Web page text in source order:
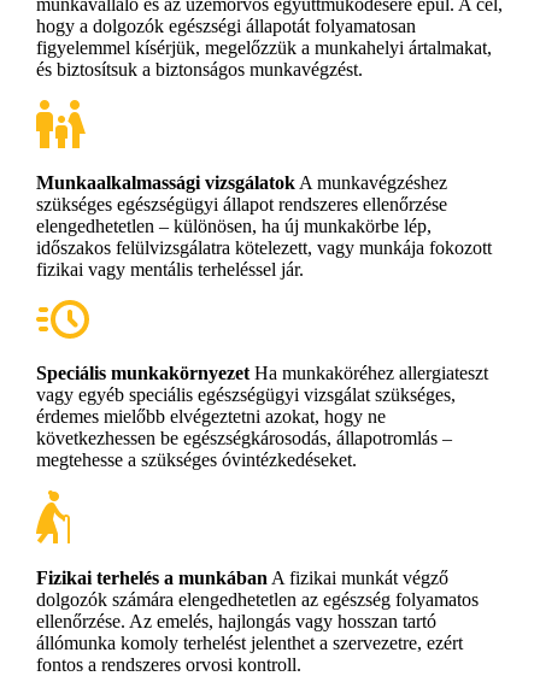
hogy a dolgozók egészségi állapotát folyamatosan
figyelemmel kísérjük, megelőzzük a munkahelyi ártalmakat,
és biztosítsuk a biztonságos munkavégzést.
Munkaalkalmassági vizsgálatokA munkavégzéshez
szükséges egészségügyi állapot rendszeres ellenőrzése
elengedhetetlen – különösen, ha új munkakörbe lép,
időszakos felülvizsgálatra kötelezett, vagy munkája fokozott
fizikai vagy mentális terheléssel jár.
Speciális munkakörnyezetHa munkaköréhez allergiateszt
vagy egyéb speciális egészségügyi vizsgálat szükséges,
érdemes mielőbb elvégeztetni azokat, hogy ne
következhessen be egészségkárosodás, állapotromlás –
megtehesse a szükséges óvintézkedéseket.
Fizikai terhelés a munkában A fizikai munkát végző
dolgozók számára elengedhetetlen az egészség folyamatos
ellenőrzése. Az emelés, hajlongás vagy hosszan tartó
állómunka komoly terhelést jelenthet a szervezetre, ezért
fontos a rendszeres orvosi kontroll.